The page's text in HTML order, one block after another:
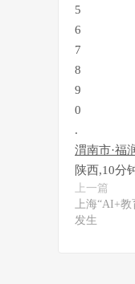
5
6
7
8
9
0
.
渭南市·福
陕西,10分
上一篇
上海“AI+
发生